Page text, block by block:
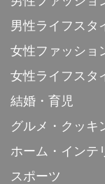
男性ライフスタ
女性ファッショ
女性ライフスタ
結婚・育児
グルメ・クッキ
ホーム・インテ
スポーツ